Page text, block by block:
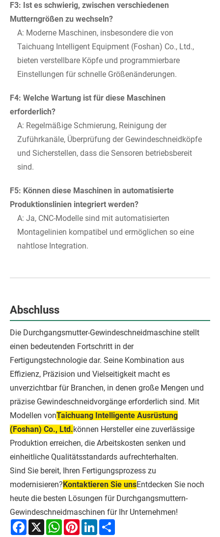
F3: Ist es schwierig, zwischen verschiedenen
Mutterngrößen zu wechseln?
A: Moderne Maschinen, insbesondere die von
Taichuang Intelligent Equipment (Foshan) Co., Ltd.,
bieten verstellbare Köpfe und programmierbare
Einstellungen für schnelle Größenänderungen.
F4: Welche Wartung ist für diese Maschinen
erforderlich?
A: Regelmäßige Schmierung, Reinigung der
Zuführkanäle, Überprüfung der Gewindeschneidköpfe
und Sicherstellen, dass die Sensoren betriebsbereit
sind.
F5: Können diese Maschinen in automatisierte
Produktionslinien integriert werden?
A: Ja, CNC-Modelle sind mit automatisierten
Montagelinien kompatibel und ermöglichen so eine
nahtlose Integration.
Abschluss
Die Durchgangsmutter-Gewindeschneidmaschine stellt
einen bedeutenden Fortschritt in der
Fertigungstechnologie dar. Seine Kombination aus
Effizienz, Präzision und Vielseitigkeit macht es
unverzichtbar für Branchen, in denen große Mengen und
präzise Gewindeschneidvorgänge erforderlich sind. Mit
Modellen vonTaichuang Intelligente Ausrüstung
(Foshan) Co., Ltd.können Hersteller eine zuverlässige
Produktion erreichen, die Arbeitskosten senken und
einheitliche Qualitätsstandards aufrechterhalten.
Sind Sie bereit, Ihren Fertigungsprozess zu
modernisieren?Kontaktieren Sie unsEntdecken Sie noch
heute die besten Lösungen für Durchgangsmuttern-
Gewindeschneidmaschinen für Ihr Unternehmen!
Facebook
X WhatsAppPinterestLinkedIn